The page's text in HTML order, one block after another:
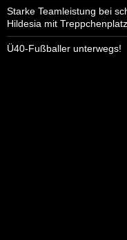
i
o
n
Starke Teamleistung bei
Hildesia mit
Ü40-Fußballer unterwegs!